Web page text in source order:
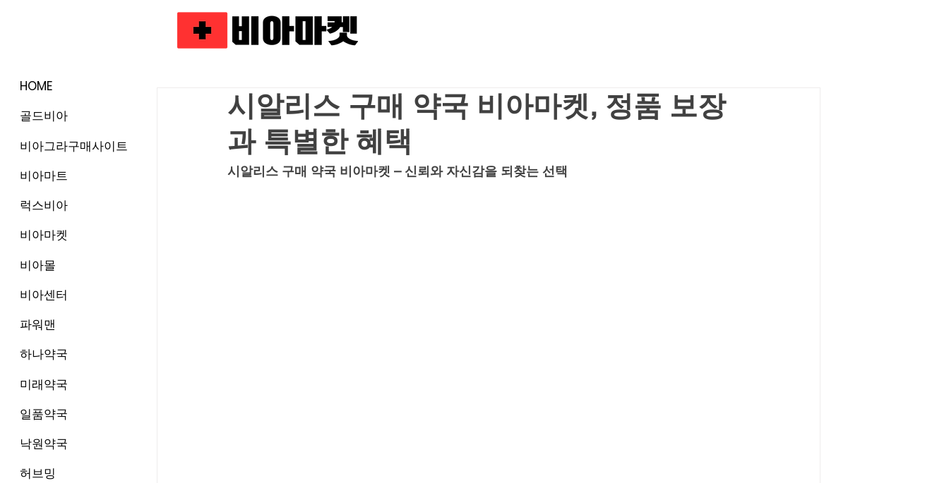
시알리스 구매 약국 비아마켓, 정품 보장
과 특별한 혜택
시알리스 구매 약국 비아마켓 – 신뢰와 자신감을 되찾는 선택
HOME
골드비아
비아그라구매사이트
비아마트
럭스비아
비아마켓
비아몰
비아센터
파워맨
하나약국
미래약국
일품약국
낙원약국
허브밍